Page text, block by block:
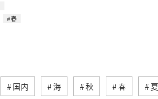
春
国内 海 秋 春 夏